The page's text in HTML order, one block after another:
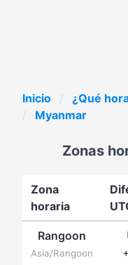
Inicio ¿Qué
Myanmar
Zonas
Zona
horaria
Rangoon
Asia/Rangoon